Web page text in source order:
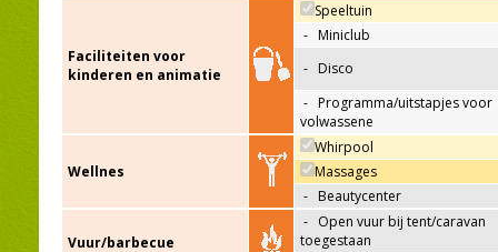
Faciliteiten voor
kinderen en animatie
Speeltuin
- Miniclub
- Disco
- Programma/uitstapjes voor
volwassene
Wellnes
Whirpool
Massages
- Beautycenter
Vuur/barbecue
- Open vuur bij tent/caravan
toegestaan